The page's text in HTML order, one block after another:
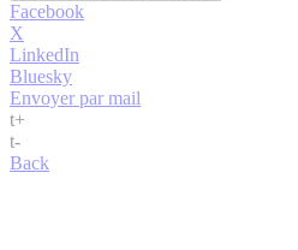
Facebook
X
LinkedIn
Bluesky
Envoyer par mail
t+
t-
Back